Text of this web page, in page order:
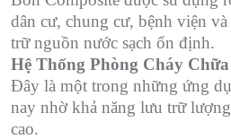
dân cư, chung cư, bệnh viện
trữ nguồn nước sạch ổn định.
Hệ Thống Phòng Cháy
Đây là một trong những ứng
nay nhờ khả năng lưu trữ
cao.